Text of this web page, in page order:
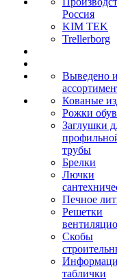
Россия
KIM TEK
Trellerborg
Выведено
Кованые
Рожки
Заглушки
трубы
Брелки
Лючки
Печное
Решетки
Скобы
таблички